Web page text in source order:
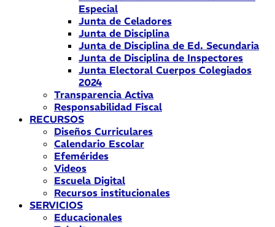
Especial
Junta de Celadores
Junta de Disciplina
Junta de Disciplina de Ed. Secundaria
Junta de Disciplina de Inspectores
Junta Electoral Cuerpos Colegiados
2024
Transparencia Activa
Responsabilidad Fiscal
RECURSOS
Diseños Curriculares
Calendario Escolar
Efemérides
Videos
Escuela Digital
Recursos institucionales
SERVICIOS
Educacionales